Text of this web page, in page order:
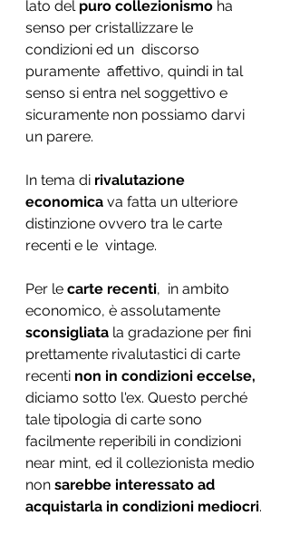
lato del puro collezionismo ha
senso per cristallizzare le
condizioni ed un  discorso
puramente  affettivo, quindi in tal
senso si entra nel soggettivo e
sicuramente non possiamo darvi
un parere.
In tema di rivalutazione
economica va fatta un ulteriore
distinzione ovvero tra le carte
recenti e le  vintage.
Per le carte recenti,  in ambito
economico, è assolutamente
sconsigliata la gradazione per fini
prettamente rivalutastici di carte
recenti non in condizioni eccelse,
diciamo sotto l'ex. Questo perché
tale tipologia di carte sono
facilmente reperibili in condizioni
near mint, ed il collezionista medio
non sarebbe interessato ad
acquistarla in condizioni mediocri.